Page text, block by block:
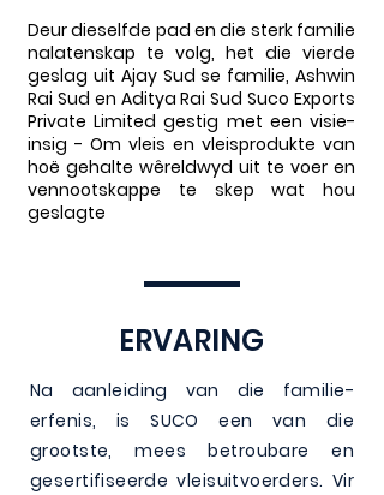
Deur dieselfde pad en die sterk familie
nalatenskap te volg, het die vierde
geslag uit Ajay Sud se familie, Ashwin
Rai Sud en Aditya Rai Sud Suco Exports
Private Limited gestig met een visie-
insig - Om vleis en vleisprodukte van
hoë gehalte wêreldwyd uit te voer en
vennootskappe te skep wat hou
geslagte
ERVARING
Na aanleiding van die familie-
erfenis, is SUCO een van die
grootste, mees betroubare en
gesertifiseerde vleisuitvoerders. Vir